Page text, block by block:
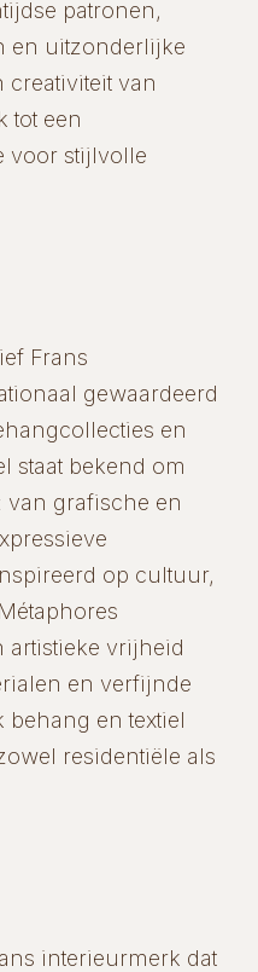
patronen,
en uitzonderlijke
creativiteit van
tot een
voor stijlvolle
Frans
gewaardeerd
en
staat bekend om
van grafische en
op cultuur,
artistieke vrijheid
en verfijnde
en textiel
residentiële als
interieurmerk dat